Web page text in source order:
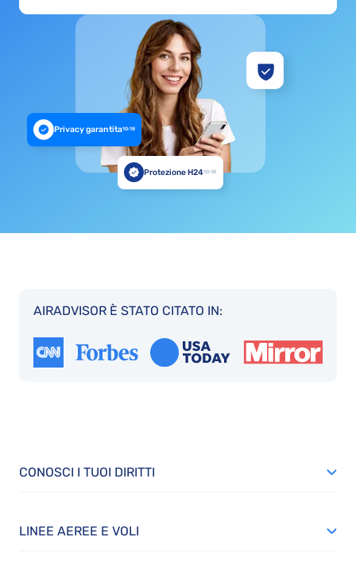
Privacy garantita10:18
Protezione H2410:18
AIRADVISOR È STATO CITATO IN:
CONOSCI I TUOI DIRITTI
LINEE AEREE E VOLI